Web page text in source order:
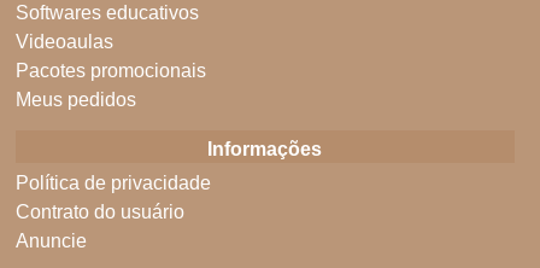
Softwares educativos
Videoaulas
Pacotes promocionais
Meus pedidos
Informações
Política de privacidade
Contrato do usuário
Anuncie